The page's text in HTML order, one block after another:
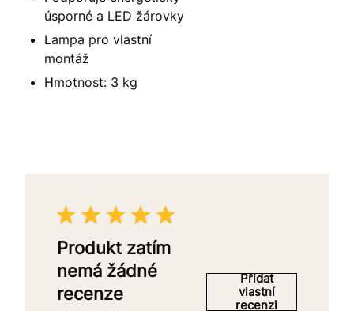
úsporné a LED žárovky
Lampa pro vlastní
montáž
Hmotnost: 3 kg
Produkt zatím
nemá žádné
recenze
Přidat
vlastní
recenzi